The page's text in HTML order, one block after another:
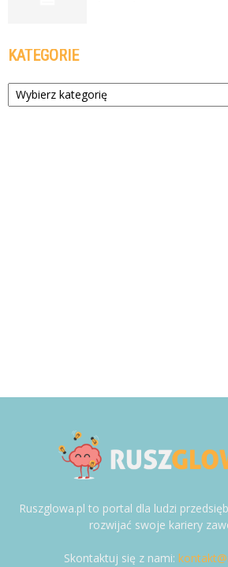
KATEGORIE
Kategorie
Ruszglowa.pl to portal dla ludzi
rozwijać swoje kariery
Skontaktuj się z nami: